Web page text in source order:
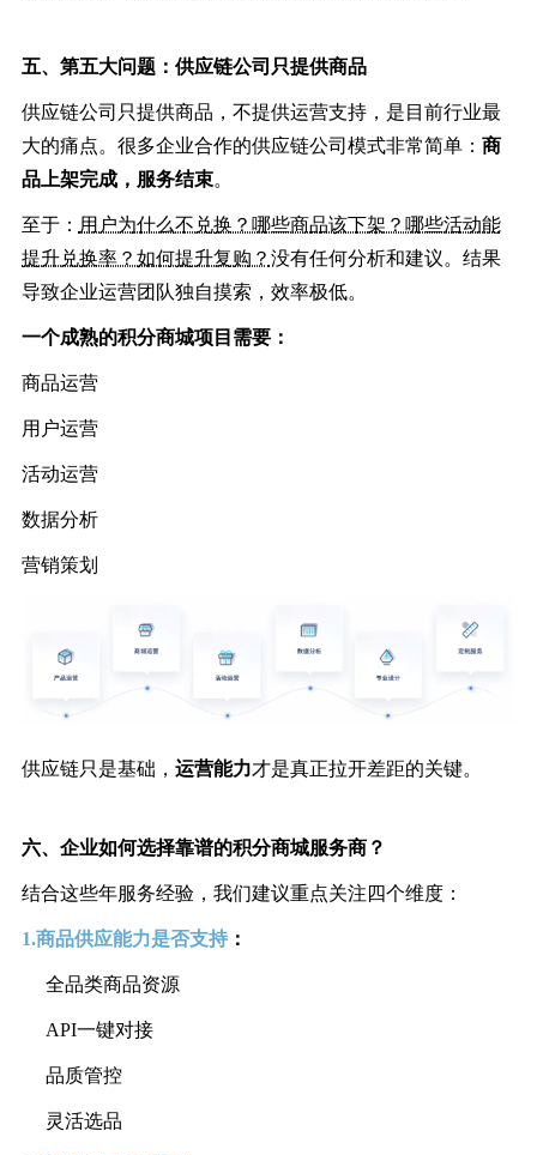
五、 第五大问题： 供应链公司只提供商品
供应链公司只提供商品，不提供运营支持，是目前行业最
大的痛点。很多企业合作的供应链公司模式非常简单： 商
品上架完成，服务结束。
至于： 用户为什么不兑换？哪些商品该下架？哪些活动能
提升兑换率？如何提升复购？ 没有任何分析和建议。结果
导致企业运营团队独自摸索，效率极低。
一个成熟的积分商城项目需要：
商品运营
用户运营
活动运营
数据分析
营销策划
供应链只是基础， 运营能力才是真正拉开差距的关键。
六、 企业如何选择靠谱的积分商城服务商？
结合这些年服务经验，我们建议重点关注四个维度：
1.商品供应能力是否支持：
全品类商品资源
API一键对接
品质管控
灵活选品